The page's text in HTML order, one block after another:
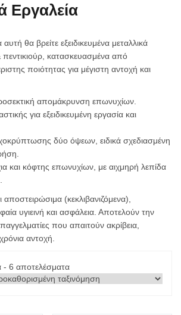
Εργαλεία
θα βρείτε εξειδικευμένα μεταλλικά
πεντικιούρ, κατασκευασμένα από
ποιότητας για μέγιστη αντοχή και
απομάκρυνση επωνυχίων.
για εξειδικευμένη εργασία και
δύο όψεων, ειδικά σχεδιασμένη
και κόφτης επωνυχίων, με αιχμηρή λεπίδα
αποστειρώσιμα (κεκλιβανιζόμενα),
υγιεινή και ασφάλεια. Αποτελούν την
που απαιτούν ακρίβεια,
αντοχή.
- 6 αποτελέσματα